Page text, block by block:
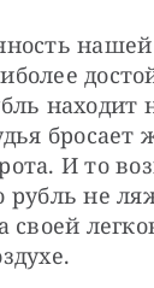
находит
И то
рубль не
своей